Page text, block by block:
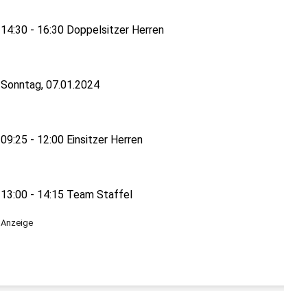
14:30 - 16:30 Doppelsitzer Herren
Sonntag, 07.01.2024
09:25 - 12:00 Einsitzer Herren
13:00 - 14:15 Team Staffel
Anzeige